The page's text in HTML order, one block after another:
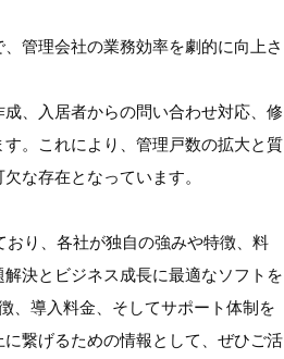
管理会社の業務効率を劇的に向上さ
、入居者からの問い合わせ対応、修
。これにより、管理戸数の拡大と質
な存在となっています。
り、各社が独自の強みや特徴、料
決とビジネス成長に最適なソフトを
、導入料金、そしてサポート体制を
繋げるための情報として、ぜひご活